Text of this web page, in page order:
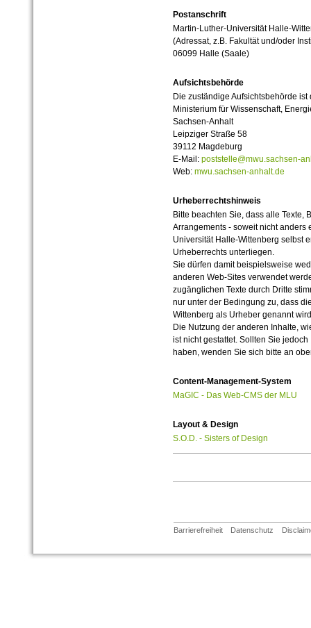
Postanschrift
Martin-Luther-Universität Halle-
(Adressat, z.B. Fakultät und/oder
06099 Halle (Saale)
Aufsichtsbehörde
Die zuständige Aufsichtsbehörde ist
Ministerium für Wissenschaft,
Sachsen-Anhalt
Leipziger Straße 58
39112 Magdeburg
E-Mail: poststelle@mwu.sachsen-
Web: mwu.sachsen-anhalt.de
Urheberrechtshinweis
Bitte beachten Sie, dass alle Texte,
Arrangements - soweit nicht anders
Universität Halle-Wittenberg selbst
Urheberrechts unterliegen.
Sie dürfen damit beispielsweise
anderen Web-Sites verwendet
zugänglichen Texte durch Dritte
nur unter der Bedingung zu, dass
Wittenberg als Urheber genannt
Die Nutzung der anderen Inhalte,
ist nicht gestattet. Sollten Sie
haben, wenden Sie sich bitte an
Content-Management-System
MaGIC - Das Web-CMS der MLU
Layout & Design
S.O.D. - Sisters of Design
Barrierefreiheit Datenschutz